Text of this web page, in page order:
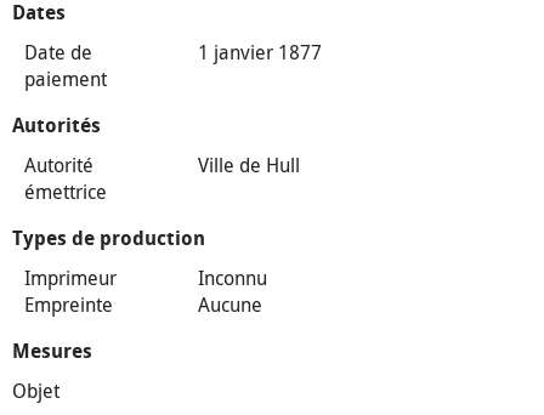
Dates
Date de
paiement
1 janvier 1877
Autorités
Autorité
émettrice
Ville de Hull
Types de production
Imprimeur
Inconnu
Empreinte
Aucune
Mesures
Objet